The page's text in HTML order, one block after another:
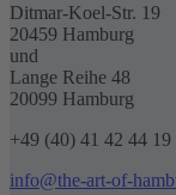
Ditmar-Koel-Str. 19
20459 Hamburg
und
Lange Reihe 48
20099 Hamburg
+49 (40) 41 42 44 19
info@the-art-of-